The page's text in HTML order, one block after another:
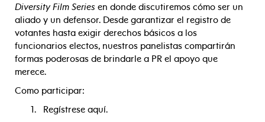
Diversity Film Series en donde discutiremos cómo ser un
aliado y un defensor. Desde garantizar el registro de
votantes hasta exigir derechos básicos a los
funcionarios electos, nuestros panelistas compartirán
formas poderosas de brindarle a PR el apoyo que
merece.
Como participar:
Regístrese aquí.